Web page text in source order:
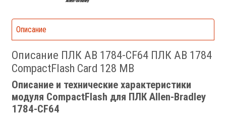
Описание
Описание ПЛК AB 1784-CF64 ПЛК AB 1784
CompactFlash Card 128 MB
Описание и технические характеристики
модуля CompactFlash для ПЛК Allen-Bradley
1784-CF64